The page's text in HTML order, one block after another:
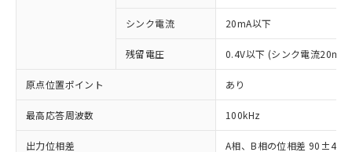
シンク電流 20mA以下
残留電圧 0.4V以下 (シンク電流20mA
原点位置ポイント あり
最高応答周波数 100kHz
出力位相差 A相、B相の位相差